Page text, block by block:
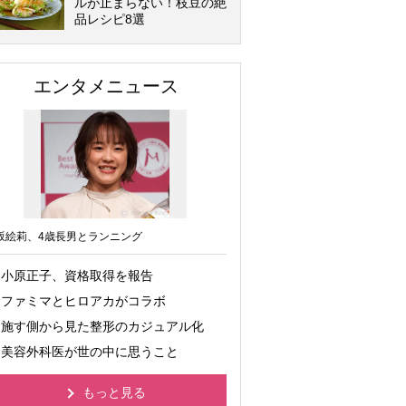
品レシピ8選
エンタメニュース
絵莉、4歳長男とランニング
小原正子、資格取得を報告
ファミマとヒロアカがコラボ
施す側から見た整形のカジュアル化
美容外科医が世の中に思うこと
もっと見る